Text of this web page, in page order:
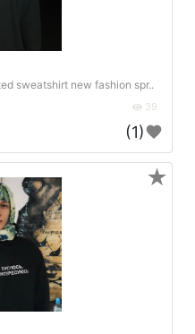
sweatshirt new fashion spr..
39
(1)
★